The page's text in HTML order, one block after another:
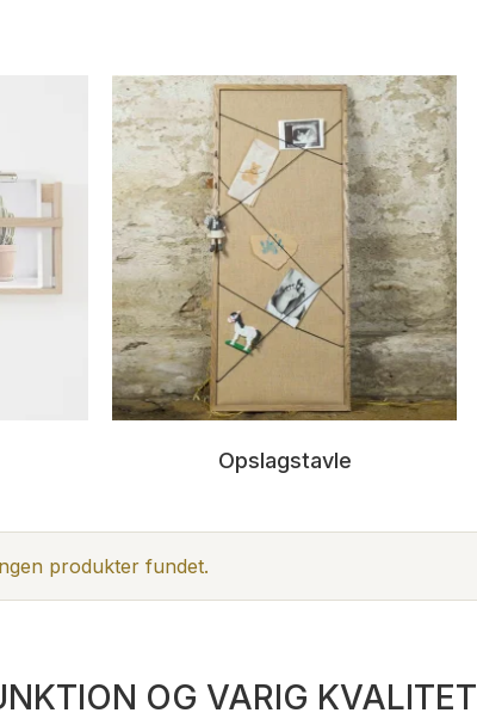
Opslagstavle
produkter fundet.
OG VARIG KVALITET